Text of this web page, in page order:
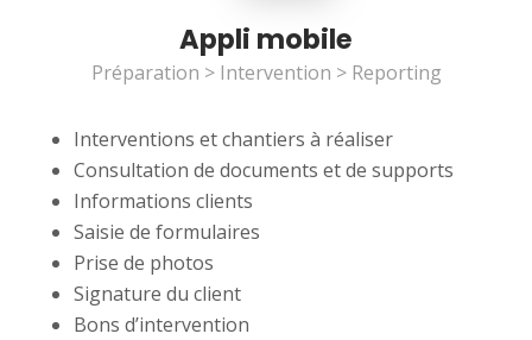
Appli mobile
Préparation > Intervention > Reporting
Interventions et chantiers à réaliser
Consultation de documents et de supports
Informations clients
Saisie de formulaires
Prise de photos
Signature du client
Bons d’intervention